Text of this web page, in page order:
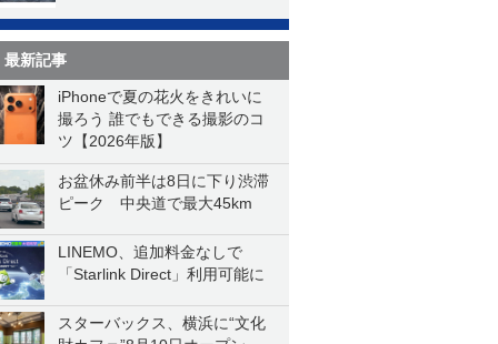
最新記事
iPhoneで夏の花火をきれいに
撮ろう 誰でもできる撮影のコ
ツ【2026年版】
お盆休み前半は8日に下り渋滞
ピーク 中央道で最大45km
LINEMO、追加料金なしで
「Starlink Direct」利用可能に
スターバックス、横浜に“文化